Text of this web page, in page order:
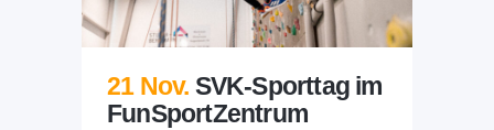
21 Nov. SVK-Sporttag im
FunSportZentrum